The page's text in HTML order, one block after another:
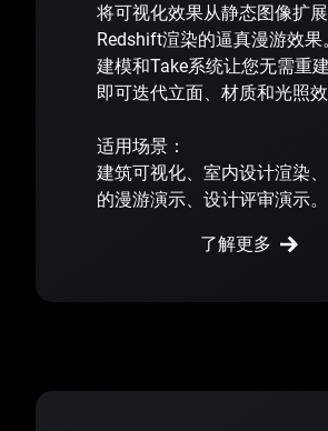
将可视化效果从静态图像扩
Redshift渲染的逼真漫游效果
建模和Take系统让您无需重
即可迭代立面、材质和光照效
适用场景：
建筑可视化、室内设计渲染
的漫游演示、设计评审演示。
了解更多